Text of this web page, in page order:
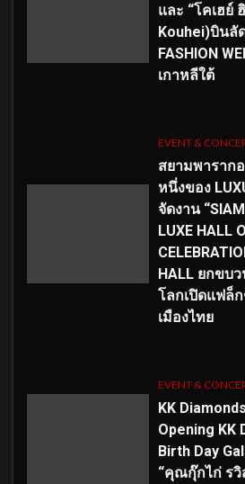
และ “โคเฮย์
Kouhei)บินลั
FASHION
เกาหลีใต้
EVENT &
สยามพาราก
หนึ่งของ
จัดงาน
LUXE HALL
HALL ยกขบ
โลกเปิดแฟล็
เมืองไทย
EVENT &
KK
Opening KK
Birth Day
“คุณกุ๊กไก่ รวิ